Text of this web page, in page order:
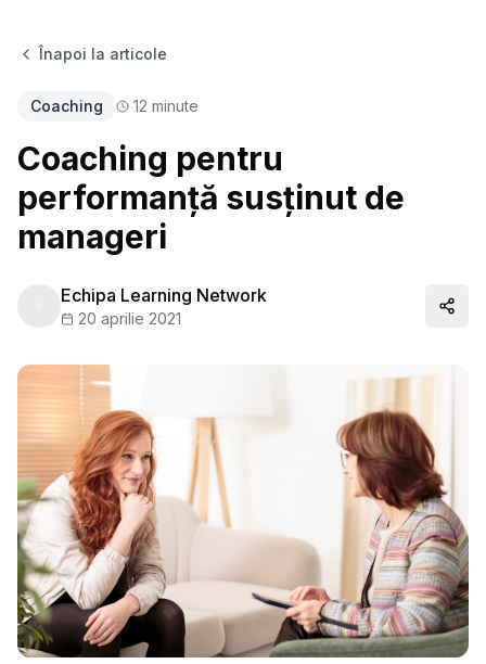
Înapoi la articole
Coaching 12 minute
Coaching pentru
performanță susținut de
manageri
Echipa Learning Network
20 aprilie 2021